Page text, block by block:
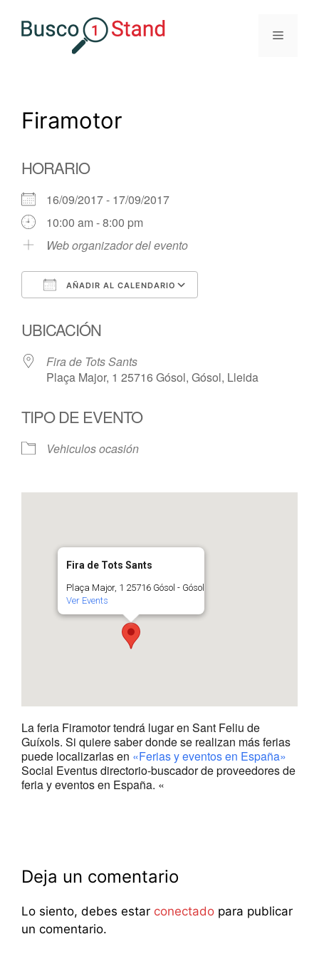
Menú
Firamotor
HORARIO
16/09/2017 - 17/09/2017
10:00 am - 8:00 pm
Web organizador del evento
AÑADIR AL CALENDARIO
UBICACIÓN
Fira de Tots Sants
Plaça Major, 1 25716 Gósol, Gósol, Lleida
TIPO DE EVENTO
Vehiculos ocasión
Fira de Tots Sants
Plaça Major, 1 25716 Gósol - Gósol
Ver Events
La feria Firamotor tendrá lugar en Sant Feliu de
Guíxols. Si quiere saber donde se realizan más ferias
puede localizarlas en «Ferias y eventos en España»
Social Eventus directorio-buscador de proveedores de
feria y eventos en España. «
Deja un comentario
Lo siento, debes estar conectado para publicar
un comentario.